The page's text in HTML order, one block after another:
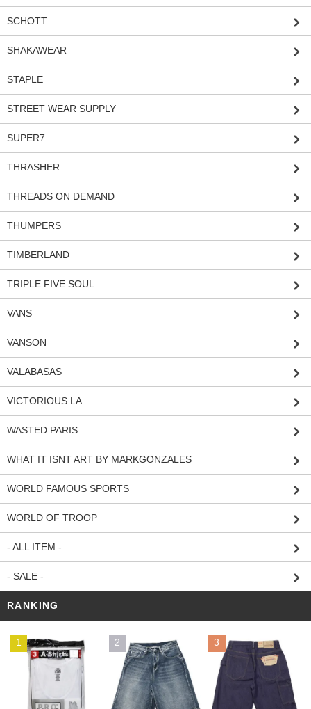
SCHOTT
SHAKAWEAR
STAPLE
STREET WEAR SUPPLY
SUPER7
THRASHER
THREADS ON DEMAND
THUMPERS
TIMBERLAND
TRIPLE FIVE SOUL
VANS
VANSON
VALABASAS
VICTORIOUS LA
WASTED PARIS
WHAT IT ISNT ART BY MARKGONZALES
WORLD FAMOUS SPORTS
WORLD OF TROOP
- ALL ITEM -
- SALE -
RANKING
1 2 3